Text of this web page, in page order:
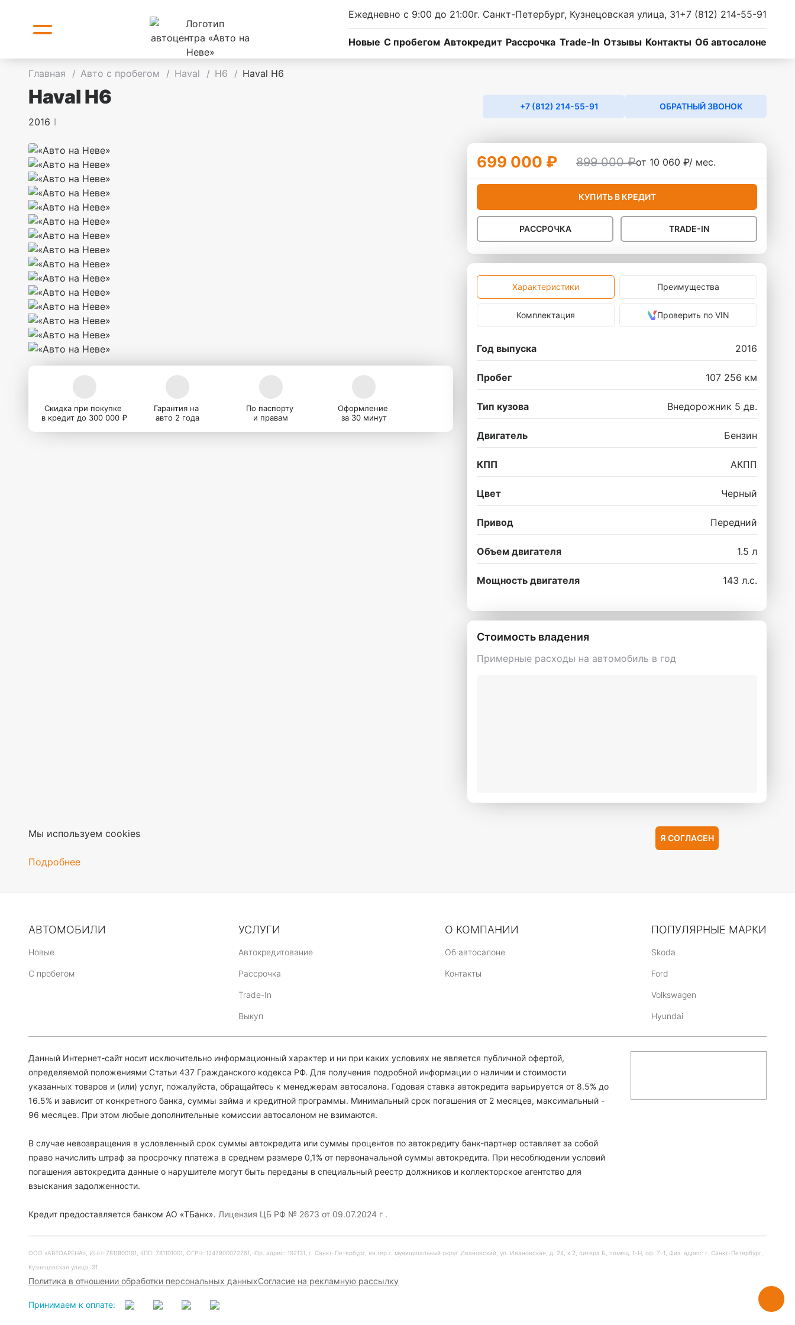
Ежедневно с 9:00 до 21:00г. Санкт-Петербург, Кузнецовская улица, 31+7 (812) 214-55-91
Новые C пробегом Автокредит Рассрочка Trade-In Отзывы Контакты Об автосалоне
Главная / Авто с пробегом / Haval / H6 / Haval H6
Haval H6
2016 I
+7 (812) 214-55-91 ОБРАТНЫЙ ЗВОНОК
Скидка при покупке
в кредит до 300 000 ₽
Гарантия на
авто 2 года
По паспорту
и правам
Оформление
за 30 минут
699 000 ₽ 899 000 ₽от 10 060 ₽/ мес.
КУПИТЬ В КРЕДИТ
РАССРОЧКА TRADE-IN
Характеристики Преимущества
Комплектация Проверить по VIN
Год выпуска 2016
Пробег 107 256 км
Тип кузова Внедорожник 5 дв.
Двигатель Бензин
КПП АКПП
Цвет Черный
Привод Передний
Объем двигателя 1.5 л
Мощность двигателя 143 л.с.
Стоимость владения
Примерные расходы на автомобиль в год
Мы используем cookies
Подробнее
Я СОГЛАСЕН
АВТОМОБИЛИ
Новые
C пробегом
УСЛУГИ
Автокредитование
Рассрочка
Trade-In
Выкуп
О КОМПАНИИ
Об автосалоне
Контакты
ПОПУЛЯРНЫЕ МАРКИ
Skoda
Ford
Volkswagen
Hyundai
Данный Интернет-сайт носит исключительно информационный характер и ни при каких условиях не является публичной офертой,
определяемой положениями Статьи 437 Гражданского кодекса РФ. Для получения подробной информации о наличии и стоимости
указанных товаров и (или) услуг, пожалуйста, обращайтесь к менеджерам автосалона. Годовая ставка автокредита варьируется от 8.5% до
16.5% и зависит от конкретного банка, суммы займа и кредитной программы. Минимальный срок погашения от 2 месяцев, максимальный -
96 месяцев. При этом любые дополнительные комиссии автосалоном не взимаются.
В случае невозвращения в условленный срок суммы автокредита или суммы процентов по автокредиту банк-партнер оставляет за собой
право начислить штраф за просрочку платежа в среднем размере 0,1% от первоначальной суммы автокредита. При несоблюдении условий
погашения автокредита данные о нарушителе могут быть переданы в специальный реестр должников и коллекторское агентство для
взыскания задолженности.
Кредит предоставляется банком АО «ТБанк». Лицензия ЦБ РФ № 2673 от 09.07.2024 г .
ООО «АВТОАРЕНА», ИНН: 7811800191, КПП: 781101001, ОГРН: 1247800072761, Юр. адрес: 192131, г. Санкт-Петербург, вн.тер.г. муниципальный округ Ивановский, ул. Ивановская, д. 24, к.2, литера Б, помещ. 1-Н, оф. 7-1, Физ. адрес: г. Санкт-Петербург,
Кузнецовская улица, 31
Политика в отношении обработки персональных данныхСогласие на рекламную рассылку
Принимаем к оплате: